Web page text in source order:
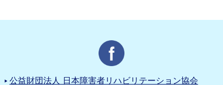
公益財団法人 日本障害者リハビリテーション協会